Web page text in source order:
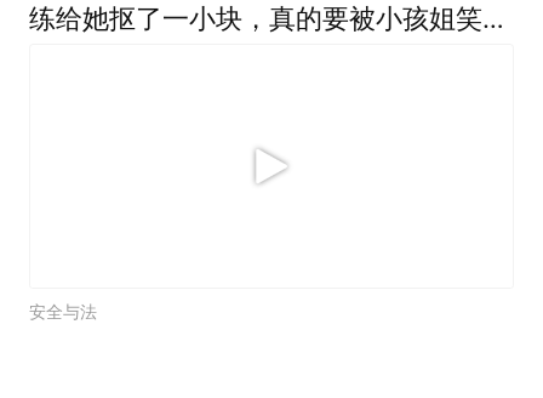
练给她抠了一小块，真的要被小孩姐笑死
安全与法